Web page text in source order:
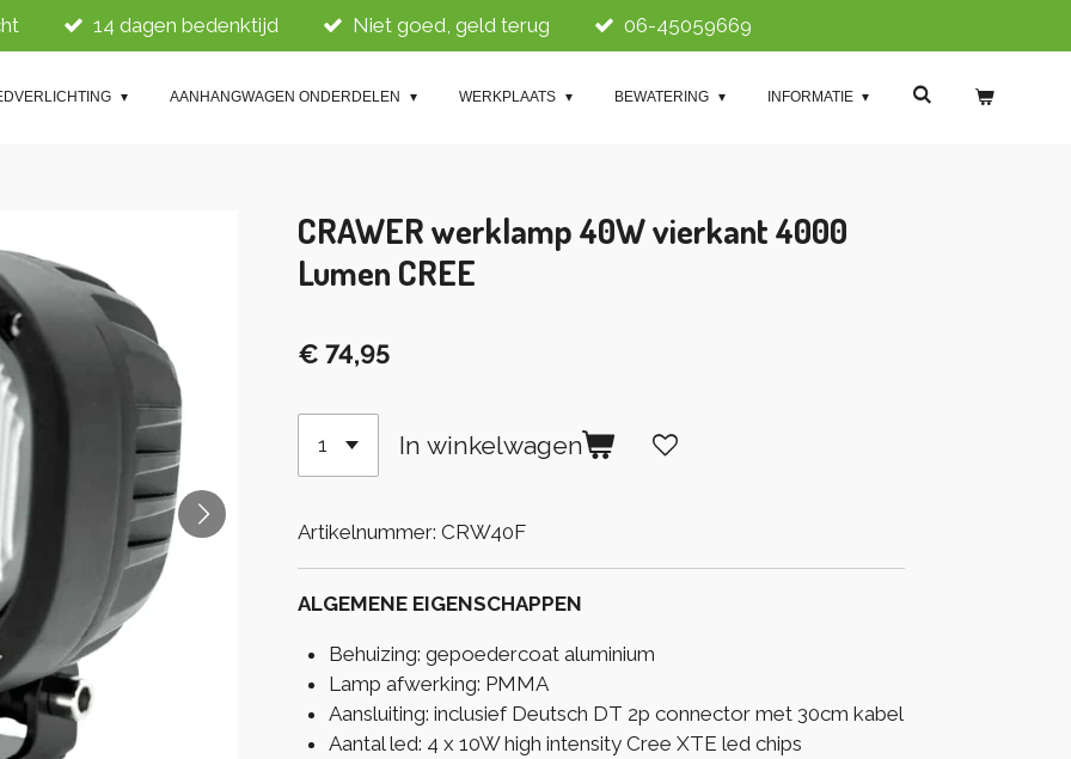
14 dagen bedenktijd Niet goed, geld terug 06-45059669
AANHANGWAGEN ONDERDELEN WERKPLAATS BEWATERING INFORMATIE
CRAWER werklamp 40W vierkant 4000
Lumen CREE
€ 74,95
In winkelwagen
Artikelnummer: CRW40F
ALGEMENE EIGENSCHAPPEN
Behuizing: gepoedercoat aluminium
Lamp afwerking: PMMA
Aansluiting: inclusief Deutsch DT 2p connector met 30cm kabel
Aantal led: 4 x 10W high intensity Cree XTE led chips